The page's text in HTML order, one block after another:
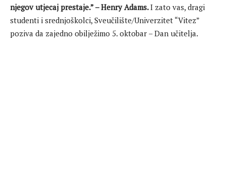
njegov utjecaj prestaje.” – Henry Adams.I zato vas, dragi
studenti i srednjoškolci, Sveučilište/Univerzitet “Vitez”
poziva da zajedno obilježimo 5. oktobar – Dan učitelja.